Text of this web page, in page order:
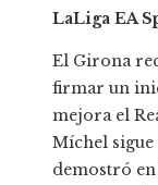
LaLiga EA
El Girona
firmar un
mejora el
Míchel
demostró